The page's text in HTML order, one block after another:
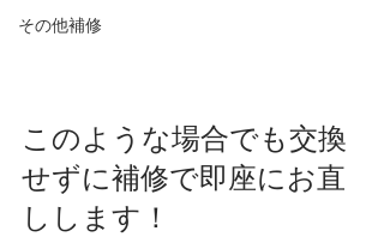
その他補修
このような場合でも交換
せずに補修で即座にお直
しします！